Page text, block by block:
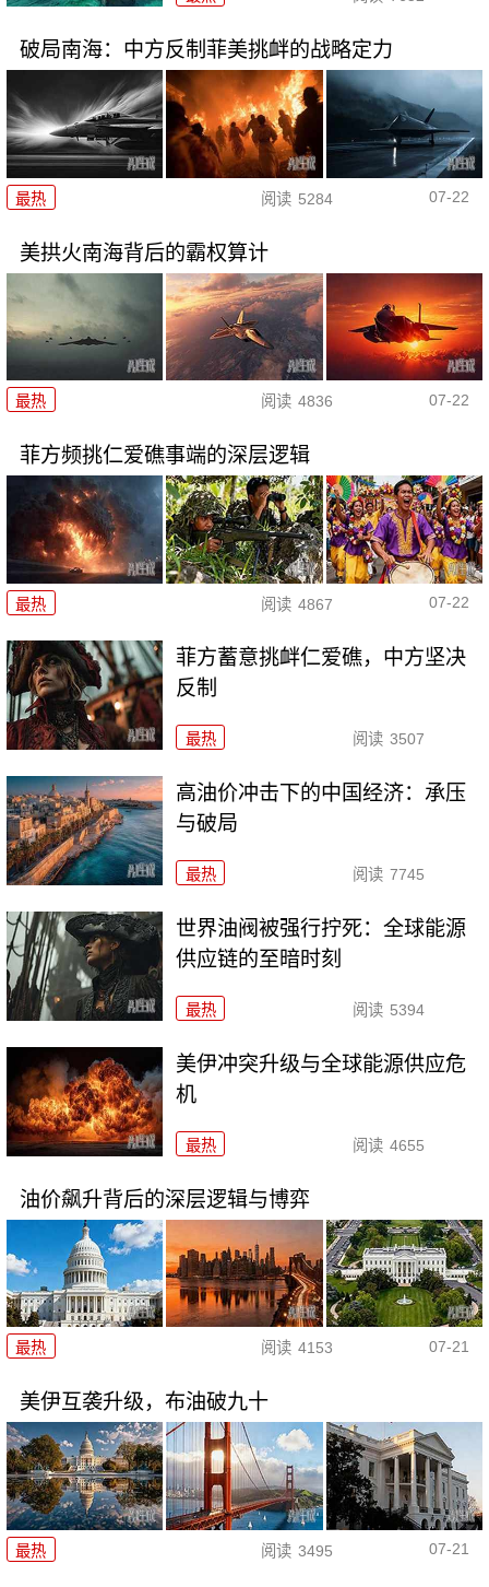
破局南海：中方反制菲美挑衅的战略定力
最热 阅读 5284 07-22
美拱火南海背后的霸权算计
最热 阅读 4836 07-22
菲方频挑仁爱礁事端的深层逻辑
最热 阅读 4867 07-22
菲方蓄意挑衅仁爱礁，中方坚决
反制
最热 阅读 3507
高油价冲击下的中国经济：承压
与破局
最热 阅读 7745
世界油阀被强行拧死：全球能源
供应链的至暗时刻
最热 阅读 5394
美伊冲突升级与全球能源供应危
机
最热 阅读 4655
油价飙升背后的深层逻辑与博弈
最热 阅读 4153 07-21
美伊互袭升级，布油破九十
最热 阅读 3495 07-21